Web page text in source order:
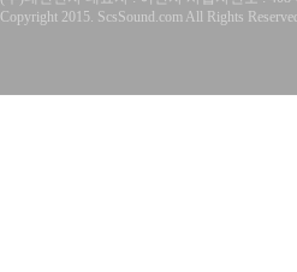
Copyright 2015. ScsSound.com All Rights